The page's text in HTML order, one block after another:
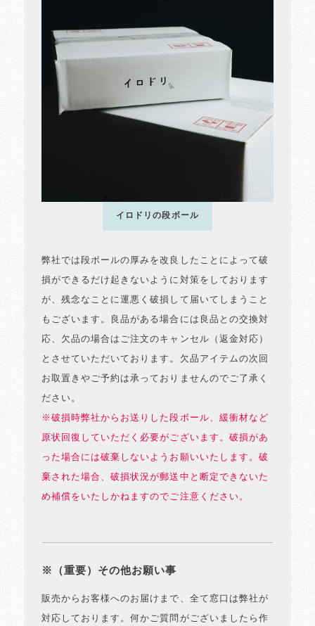
イロドリの段ボール
弊社では段ボールの厚みを改良したことによって破
損ができるだけ起きないように対策をしております
が、残念なことに運悪く破損して届いてしまうこと
もございます。良品がある場合には良品との交換対
応、欠品の場合はご注文のキャンセル（返金対応）
とさせていただいております。欠品アイテムの次回
お取置きやご予約は承っておりませんのでご了承く
ださい。
※破損時弊社からお送りした段ボール、緩衝材など
原状回復していただく必要がございます。破損があ
った場合には破棄しないようお願いいたします。破
棄された場合、破損状況が郵送中と断定できないた
め補償をいたしかねますのでご注意ください。
※（重要）その他お願い事
販売からお客様へのお届けまで、全て窓口は弊社が
対応しております。何かご質問がございましたら作